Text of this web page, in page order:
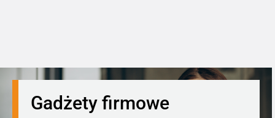
Gadżety firmowe